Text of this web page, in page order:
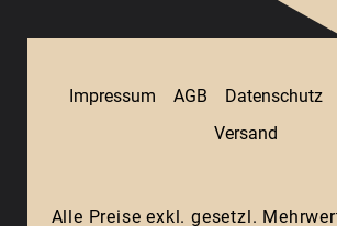
Impressum AGB Datenschutz
Versand
Alle Preise exkl. gesetzl.